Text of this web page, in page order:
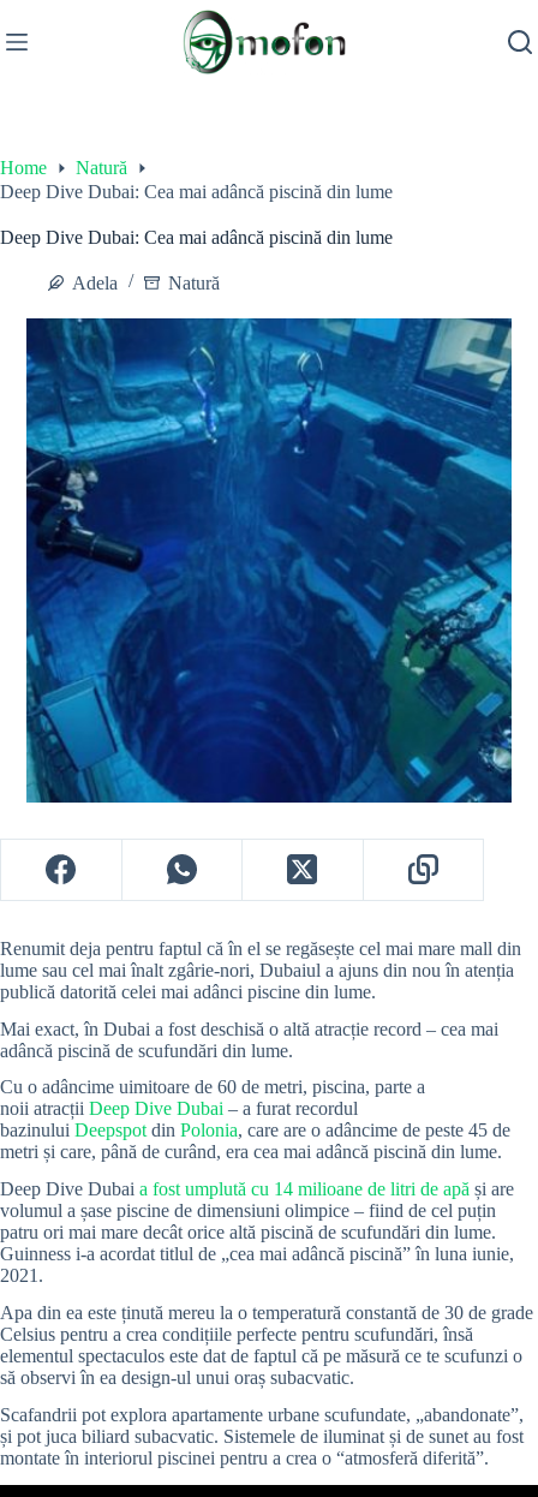
to
content
Home
Natură
Deep Dive Dubai: Cea mai adâncă piscină din lume
Deep Dive Dubai: Cea mai adâncă piscină din lume
Adela Natură
Renumit deja pentru faptul că în el se regăsește cel mai mare mall din
lume sau cel mai înalt zgârie-nori, Dubaiul a ajuns din nou în atenția
publică datorită celei mai adânci piscine din lume.
Mai exact, în Dubai a fost deschisă o altă atracție record – cea mai
adâncă piscină de scufundări din lume.
Cu o adâncime uimitoare de 60 de metri, piscina, parte a
noii atracții Deep Dive Dubai – a furat recordul
bazinului Deepspotdin Polonia, care are o adâncime de peste 45 de
metri și care, până de curând, era cea mai adâncă piscină din lume.
Deep Dive Dubai a fost umplută cu 14 milioane de litri de apă și are
volumul a șase piscine de dimensiuni olimpice – fiind de cel puțin
patru ori mai mare decât orice altă piscină de scufundări din lume.
Guinness i-a acordat titlul de „cea mai adâncă piscină” în luna iunie,
2021.
Apa din ea este ținută mereu la o temperatură constantă de 30 de grade
Celsius pentru a crea condițiile perfecte pentru scufundări, însă
elementul spectaculos este dat de faptul că pe măsură ce te scufunzi o
să observi în ea design-ul unui oraș subacvatic.
Scafandrii pot explora apartamente urbane scufundate, „abandonate”,
și pot juca biliard subacvatic. Sistemele de iluminat și de sunet au fost
montate în interiorul piscinei pentru a crea o “atmosferă diferită”.